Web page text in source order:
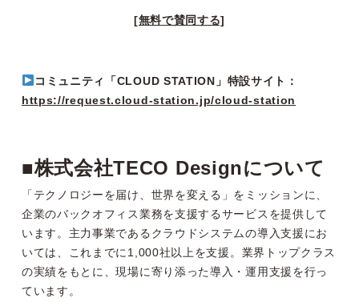
[無料で賛同する]
コミュニティ「CLOUD STATION」特設サイト：
https://request.cloud-station.jp/cloud-station
■株式会社TECO Designについて
「テクノロジーを届け、世界を変える」をミッションに、
企業のバックオフィス業務を支援するサービスを提供して
います。主力事業であるクラウドシステムの導入支援にお
いては、これまでに1,000社以上を支援。業界トップクラス
の実績をもとに、現場に寄り添った導入・運用支援を行っ
ています。